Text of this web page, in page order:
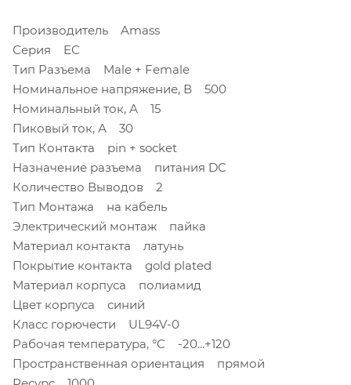
Производитель Amass
Серия EC
Тип Разъема Male + Female
Номинальное напряжение, В 500
Номинальный ток, А 15
Пиковый ток, А 30
Тип Контакта pin + socket
Назначение разъема питания DC
Количество Выводов 2
Тип Монтажа на кабель
Электрический монтаж пайка
Материал контакта латунь
Покрытие контакта gold plated
Материал корпуса полиамид
Цвет корпуса синий
Класс горючести UL94V-0
Рабочая температура, °C -20...+120
Пространственная ориентация прямой